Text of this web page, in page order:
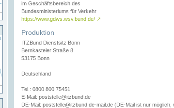
im Geschäftsbereich des
Bundesministeriums für Verkehr
https://www.gdws.wsv.bund.de/ ↗
Produktion
ITZBund Dienstsitz Bonn
Bernkasteler Straße 8
53175 Bonn
Deutschland
Tel.: 0800 800 75451
E-Mail: poststelle@itzbund.de
DE-Mail: poststelle@itzbund.de-mail.de (DE-Mail ist nur